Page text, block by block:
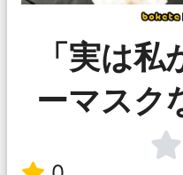
「実は
ーマスク